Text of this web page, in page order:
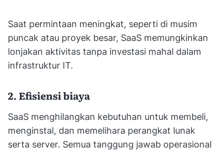
Saat permintaan meningkat, seperti di musim
puncak atau proyek besar, SaaS memungkinkan
lonjakan aktivitas tanpa investasi mahal dalam
infrastruktur IT.
2. Efisiensi biaya
SaaS menghilangkan kebutuhan untuk membeli,
menginstal, dan memelihara perangkat lunak
serta server. Semua tanggung jawab operasional